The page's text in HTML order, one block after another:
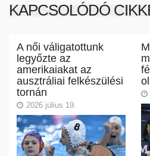
KAPCSOLÓDÓ
A női váligatottunk
legyőzte az
amerikaiakat az
ausztráliai felkészülési
tornán
2026 július 19.